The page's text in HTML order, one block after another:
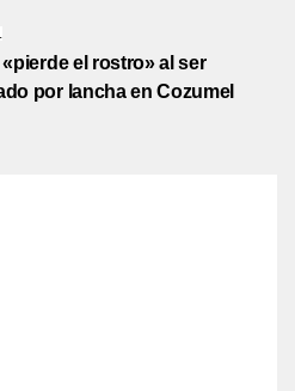
el rostro» al ser
por lancha en Cozumel